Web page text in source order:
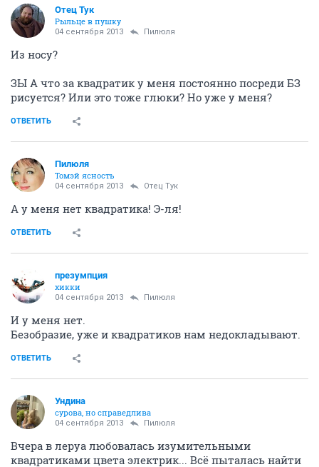
Отец Тук
Рыльце в пушку
04 сентября 2013 Пилюля
Из носу?
ЗЫ А что за квадратик у меня постоянно посреди БЗ
рисуется? Или это тоже глюки? Но уже у меня?
ОТВЕТИТЬ
Пилюля
Томэй ясность
04 сентября 2013 Отец Тук
А у меня нет квадратика! Э-ля!
ОТВЕТИТЬ
презумпция
хикки
04 сентября 2013 Пилюля
И у меня нет.
Безобразие, уже и квадратиков нам недокладывают.
ОТВЕТИТЬ
Ундинa
сурова, но справедлива
04 сентября 2013 Пилюля
Вчера в леруа любовалась изумительными
квадратиками цвета электрик... Всё пыталась найти